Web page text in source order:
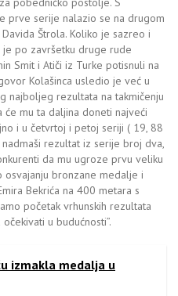
prve serije nalazio se na drugom
Štrola. Koliko je sazreo i
po završetku druge rude
Smit i Atiči iz Turke potisnuli na
Kolašinca usledio je već u
najboljeg rezultata na takmičenju
će mu ta daljina doneti najveći
i u četvrtoj i petoj seriji ( 19, 88
rezultat iz serije broj dva,
da mu ugroze prvu veliku
osvajanju bronzane medalje i
Bekrića na 400 metara s
početak vrhunskih rezultata
u budućnosti”.
izmakla medalja u